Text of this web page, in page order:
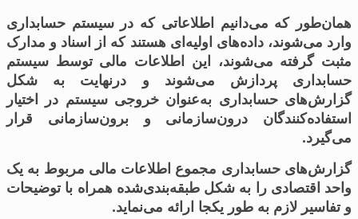
همان‌طور که می‌دانیم اطلاعاتی که در سیستم حسابداری
وارد می‌شوند، داده‌های اولیه‌ای هستند که از اسناد و مدارک
مثبت گرفته می‌شوند، این اطلاعات مالی توسط سیستم
حسابداری پردازش می‌شوند و درنهایت به شکل
گزارش‌های حسابداری به‌عنوان خروجی سیستم در اختیار
استفاده‌کنندگان درون‌سازمانی و برون‌سازمانی قرار
می‌گیرد.
گزارش‌های حسابداری مجموع اطلاعات مالی مربوط به یک
واحد اقتصادی را به شکل طبقه‌بندی‌شده همراه با توضیحات
و تفاسیر لازم به طور یکجا ارائه می‌نماید.